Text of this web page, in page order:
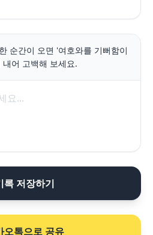
순간이 오면 '여호와를 기뻐함이
어 고백해 보세요.
록 저장하기
오톡으로 공유